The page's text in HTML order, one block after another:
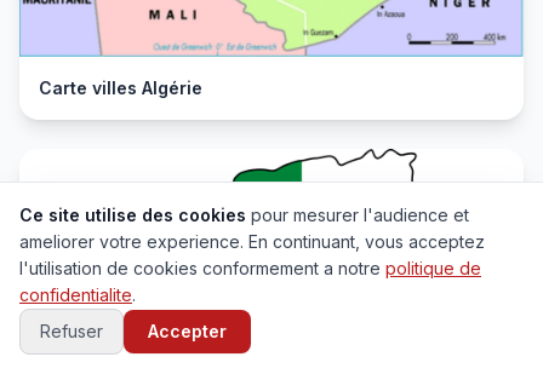
Carte villes Algérie
Ce site utilise des cookies pour mesurer l'audience et
ameliorer votre experience. En continuant, vous acceptez
l'utilisation de cookies conformement a notre politique de
confidentialite.
Refuser
Accepter